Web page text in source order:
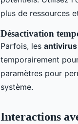
plus de ressources
Désactivation
Parfois, les antivirus
temporairement
paramètres pour
système.
Interactions